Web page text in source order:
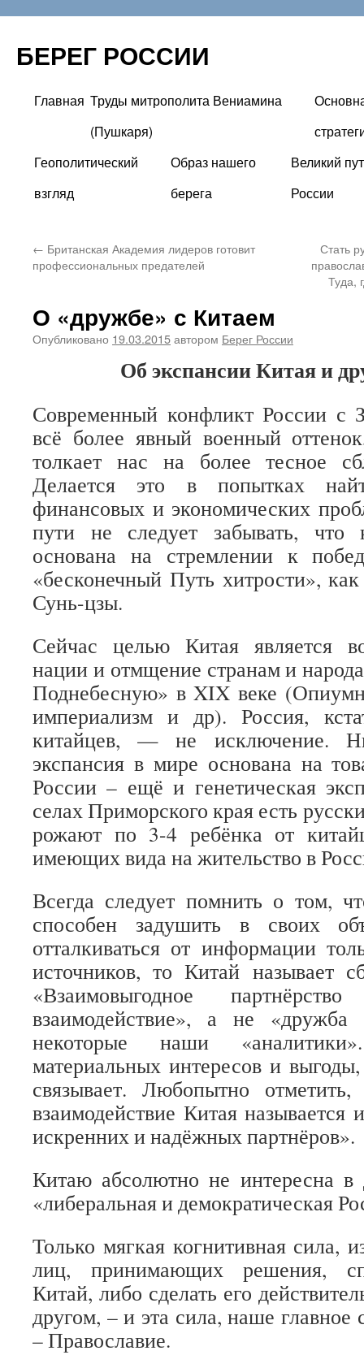
БЕРЕГ РОССИИ
Перейти
содержимому
Главная Труды митрополита Вениамина
(Пушкаря)
Геополитический
взгляд
Образ нашего
берега
Великий
России
← Британская Академия лидеров готовит
профессиональных предателей
Стать
Туда,
О «дружбе» с Китаем
Опубликовано 19.03.2015автором Берег России
Об экспансии Китая и
Современный конфликт России с
всё более явный военный
толкает нас на более тесное
Делается это в попытках
финансовых и экономических
пути не следует забывать, что
основана на стремлении к
«бесконечный Путь хитрости»,
Сунь-цзы.
Сейчас целью Китая является
нации и отмщение странам и
Поднебесную» в XIX веке
империализм и др). Россия,
китайцев, — не исключение.
экспансия в мире основана на
России – ещё и генетическая
селах Приморского края есть
рожают по 3-4 ребёнка от
имеющих вида на жительство в
Всегда следует помнить о том,
способен задушить в своих
отталкиваться от информации
источников, то Китай называет
«Взаимовыгодное
взаимодействие», а не
некоторые наши
материальных интересов и
связывает. Любопытно
взаимодействие Китая
искренних и надёжных партнёров».
Китаю абсолютно не интересна в
«либеральная и демократическая
Только мягкая когнитивная сила,
лиц, принимающих решения,
Китай, либо сделать его
другом, – и эта сила, наше
– Православие.